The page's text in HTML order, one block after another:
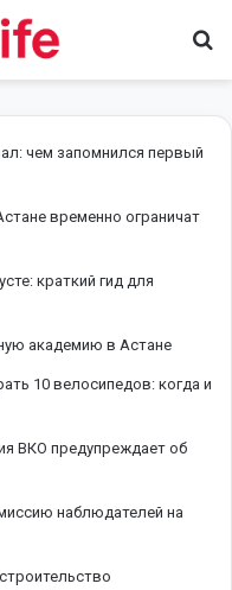
чем запомнился первый
временно ограничат
краткий гид для
академию в Астане
10 велосипедов: когда и
ВКО предупреждает об
наблюдателей на